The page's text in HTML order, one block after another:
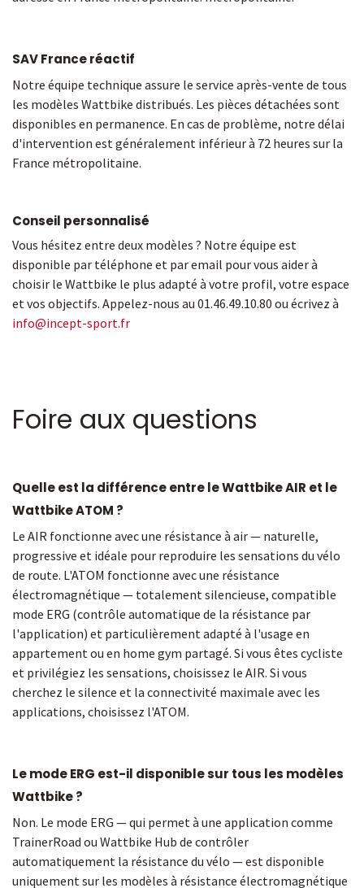
SAV France réactif
Notre équipe technique assure le service après-vente de tous
les modèles Wattbike distribués. Les pièces détachées sont
disponibles en permanence. En cas de problème, notre délai
d'intervention est généralement inférieur à 72 heures sur la
France métropolitaine.
Conseil personnalisé
Vous hésitez entre deux modèles ? Notre équipe est
disponible par téléphone et par email pour vous aider à
choisir le Wattbike le plus adapté à votre profil, votre espace
et vos objectifs. Appelez-nous au 01.46.49.10.80 ou écrivez à
info@incept-sport.fr
Foire aux questions
Quelle est la différence entre le Wattbike AIR et le
Wattbike ATOM ?
Le AIR fonctionne avec une résistance à air — naturelle,
progressive et idéale pour reproduire les sensations du vélo
de route. L'ATOM fonctionne avec une résistance
électromagnétique — totalement silencieuse, compatible
mode ERG (contrôle automatique de la résistance par
l'application) et particulièrement adapté à l'usage en
appartement ou en home gym partagé. Si vous êtes cycliste
et privilégiez les sensations, choisissez le AIR. Si vous
cherchez le silence et la connectivité maximale avec les
applications, choisissez l'ATOM.
Le mode ERG est-il disponible sur tous les modèles
Wattbike ?
Non. Le mode ERG — qui permet à une application comme
TrainerRoad ou Wattbike Hub de contrôler
automatiquement la résistance du vélo — est disponible
uniquement sur les modèles à résistance électromagnétique